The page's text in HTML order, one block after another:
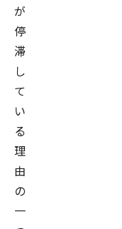
が
停
滞
し
て
い
る
理
由
の
一